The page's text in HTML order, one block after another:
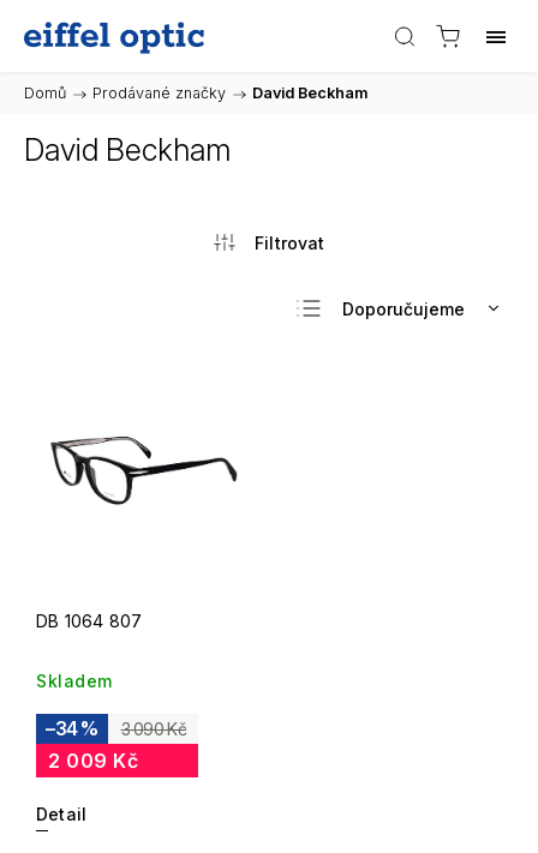
Domů / Prodávané značky / David Beckham
David Beckham
Doporučujeme
DB 1064 807
Skladem
3 090 Kč
–34 %
2 009 Kč
Detail